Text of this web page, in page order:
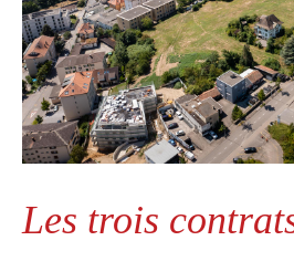
Les trois